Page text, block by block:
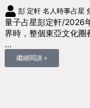
彭 定軒 名人時事占星
量子占星彭定軒/2026
界時，整個東亞文化圈
...
繼續閱讀 »